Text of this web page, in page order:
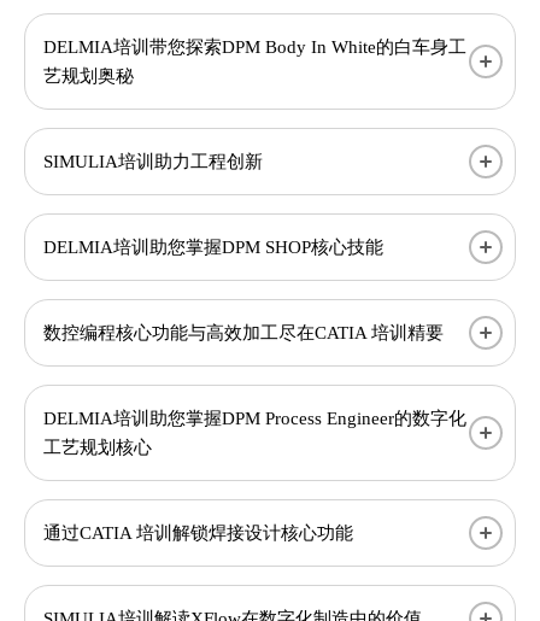
DELMIA培训带您探索DPM Body In White的白车身工
艺规划奥秘
SIMULIA培训助力工程创新​
DELMIA培训助您掌握DPM SHOP核心技能
​数控编程核心功能与高效加工尽在CATIA 培训精要
DELMIA培训助您掌握DPM Process Engineer的数字化
工艺规划核心
通过CATIA 培训解锁焊接设计核心功能